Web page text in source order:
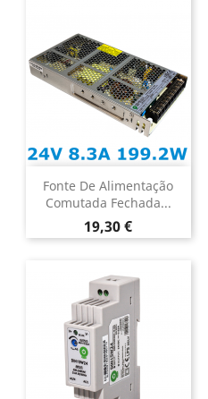
Fonte De Alimentação
Comutada Fechada...
Preço
19,30 €